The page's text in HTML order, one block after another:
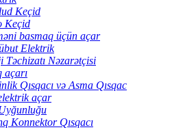
Keçid
Keçid
basmaq üçün açar
Elektrik
Təchizatı Nəzarətçisi
açarı
Qısqacı və Asma Qısqac
açar
Konnektor Qısqacı